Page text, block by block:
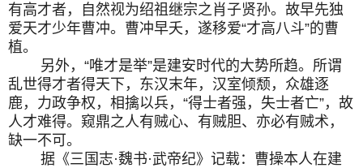
有高才者，自然视为绍祖继宗之肖子贤孙。故早先独
爱天才少年曹冲。曹冲早夭，遂移爱“才高八斗”的曹
植。
另外，“唯才是举”是建安时代的大势所趋。所谓
乱世得才者得天下，东汉末年，汉室倾颓，众雄逐
鹿，力政争权，相擒以兵，“得士者强，失士者亡”，故
人才难得。窥鼎之人有贼心、有贼胆、亦必有贼术，
缺一不可。
据《三国志·魏书·武帝纪》记载：曹操本人在建